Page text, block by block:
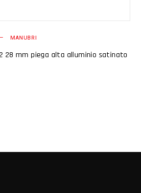
MANUBRI
28 mm piega alta alluminio satinato